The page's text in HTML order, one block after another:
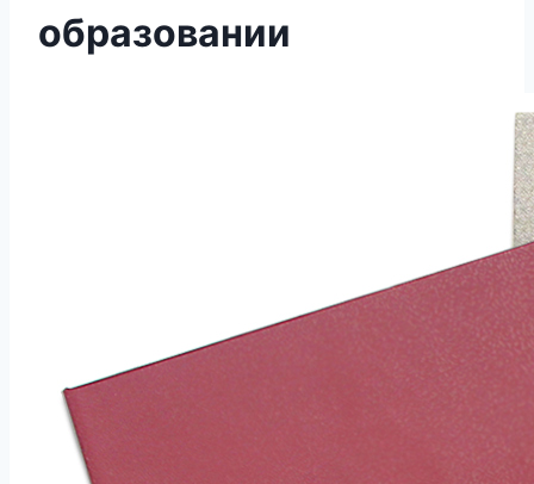
образовании